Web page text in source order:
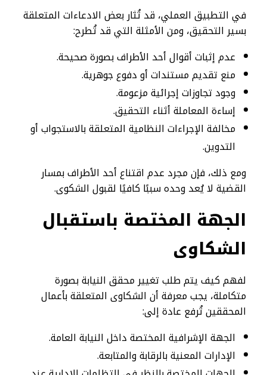
في التطبيق العملي، قد تُثار بعض الادعاءات المتعلقة
بسير التحقيق، ومن الأمثلة التي قد تُطرح:
عدم إثبات أقوال أحد الأطراف بصورة صحيحة.
منع تقديم مستندات أو دفوع جوهرية.
وجود تجاوزات إجرائية مزعومة.
إساءة المعاملة أثناء التحقيق.
مخالفة الإجراءات النظامية المتعلقة بالاستجواب أو
التدوين.
ومع ذلك، فإن مجرد عدم اقتناع أحد الأطراف بمسار
القضية لا يُعد وحده سببًا كافيًا لقبول الشكوى.
الجهة المختصة باستقبال
الشكاوى
لفهم كيف يتم طلب تغيير محقق النيابة بصورة
متكاملة، يجب معرفة أن الشكاوى المتعلقة بأعمال
المحققين تُرفع عادة إلى:
الجهة الإشرافية المختصة داخل النيابة العامة.
الإدارات المعنية بالرقابة والمتابعة.